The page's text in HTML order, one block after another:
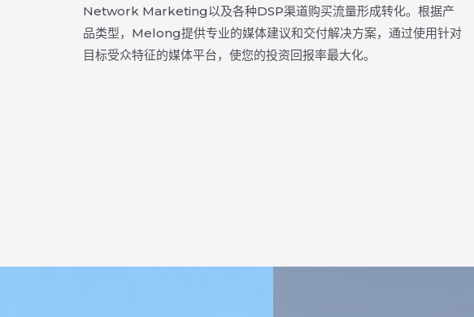
Network Marketing以及各种DSP渠道购买流量形成转化。根据产
品类型，Melong提供专业的媒体建议和交付解决方案，通过使用针对
目标受众特征的媒体平台，使您的投资回报率最大化。